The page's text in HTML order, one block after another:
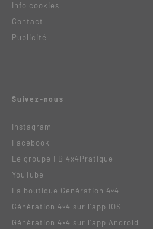
Info cookies
Contact
Publicité
Suivez-nous
Instagram
Facebook
Le groupe FB 4x4Pratique
YouTube
La boutique Génération 4×4
Génération 4×4 sur l’app IOS
Génération 4×4 sur l’app Android